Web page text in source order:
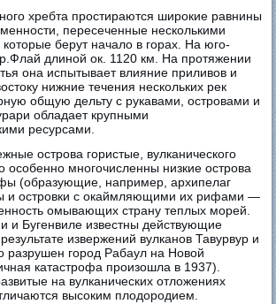
хребта простираются широкие равнины
пересеченные несколькими
берут начало в горах. На юго-
длиной ок. 1120 км. На протяжении
она испытывает влияние приливов и
нижние течения нескольких рек
общую дельту с рукавами, островами и
обладает крупными
ресурсами.
острова гористые, вулканического
особенно многочисленны низкие острова
(образующие, например, архипелаг
и островки с окаймляющими их рифами —
омывающих страну теплых морей.
и Бугенвиле известны действующие
извержений вулканов Тавурвур и
разрушен город Рабаул на Новой
катастрофа произошла в 1937).
на вулканических отложениях
высоким плодородием.